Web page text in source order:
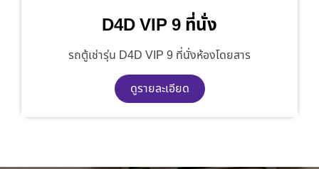
D4D VIP 9 ที่นั่ง
รถตู้เช่ารุ่น D4D VIP 9 ที่นั่งห้องโดยสาร
ดูรายละเอียด